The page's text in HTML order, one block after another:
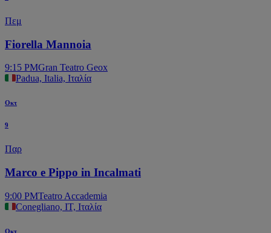
Πεμ
Fiorella Mannoia
9:15 PMGran Teatro Geox
Padua, Italia, Ιταλία
Οκτ
9
Παρ
Marco e Pippo in Incalmati
9:00 PMTeatro Accademia
Conegliano, IT, Ιταλία
Οκτ